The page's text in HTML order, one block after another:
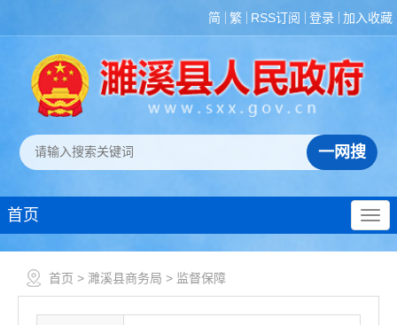
简 繁 RSS订阅 登录 加入收藏
首页
首页 > 濉溪县商务局 > 监督保障